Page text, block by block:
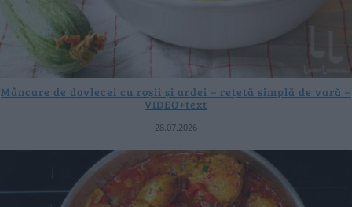
Mâncare de dovlecei cu roșii și ardei – rețetă simplă de vară –
VIDEO+text
28.07.2026